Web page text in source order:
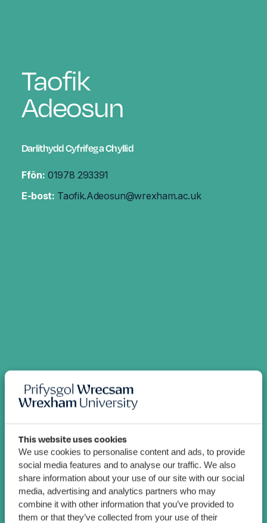
This website uses cookies
We use cookies to personalise content and ads, to provide
social media features and to analyse our traffic. We also
share information about your use of our site with our social
media, advertising and analytics partners who may
combine it with other information that you’ve provided to
them or that they’ve collected from your use of their
Taofik
Adeosun
Darlithydd Cyfrifeg a Chyllid
Ffôn: 01978 293391
E-bost: Taofik.Adeosun@wrexham.ac.uk